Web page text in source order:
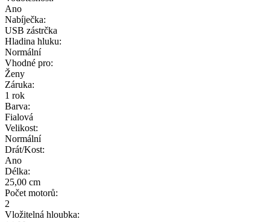
Ano
Nabíječka:
USB zástrčka
Hladina hluku:
Normální
Vhodné pro:
Ženy
Záruka:
1 rok
Barva:
Fialová
Velikost:
Normální
Drát/Kost:
Ano
Délka:
25,00 cm
Počet motorů:
2
Vložitelná hloubka: